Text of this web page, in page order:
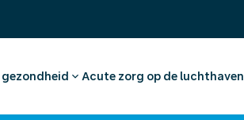
gezondheid
maken werknemer
Acute zorg op de luchthaven
Eerste Hulp en